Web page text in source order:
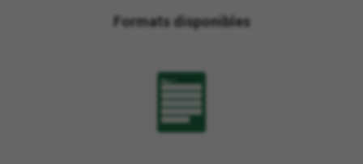
Formats disponibles